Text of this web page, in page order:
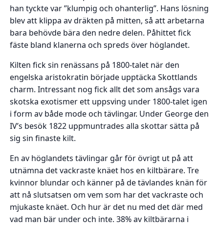
han tyckte var ”klumpig och ohanterlig”. Hans lösning
blev att klippa av dräkten på mitten, så att arbetarna
bara behövde bära den nedre delen. Påhittet fick
fäste bland klanerna och spreds över höglandet.
Kilten fick sin renässans på 1800-talet när den
engelska aristokratin började upptäcka Skottlands
charm. Intressant nog fick allt det som ansågs vara
skotska exotismer ett uppsving under 1800-talet igen
i form av både mode och tävlingar. Under George den
IV’s besök 1822 uppmuntrades alla skottar sätta på
sig sin finaste kilt.
En av höglandets tävlingar går för övrigt ut på att
utnämna det vackraste knäet hos en kiltbärare. Tre
kvinnor blundar och känner på de tävlandes knän för
att nå slutsatsen om vem som har det vackraste och
mjukaste knäet. Och hur är det nu med det där med
vad man bär under och inte. 38% av kiltbärarna i